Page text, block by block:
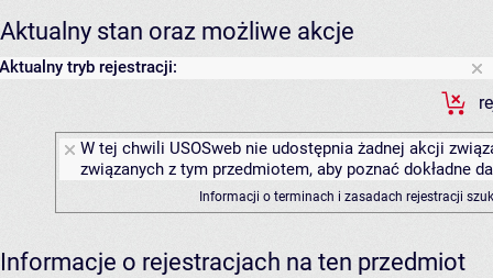
Aktualny stan oraz możliwe akcje
Aktualny tryb rejestracji:
W tej chwili USOSweb nie udostępnia żadnej akcji
związanych z tym przedmiotem, aby poznać dokładne
Informacji o terminach i zasadach rejestracji
Informacje o rejestracjach na ten przedmiot